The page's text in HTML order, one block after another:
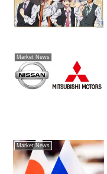
Market News
Market News